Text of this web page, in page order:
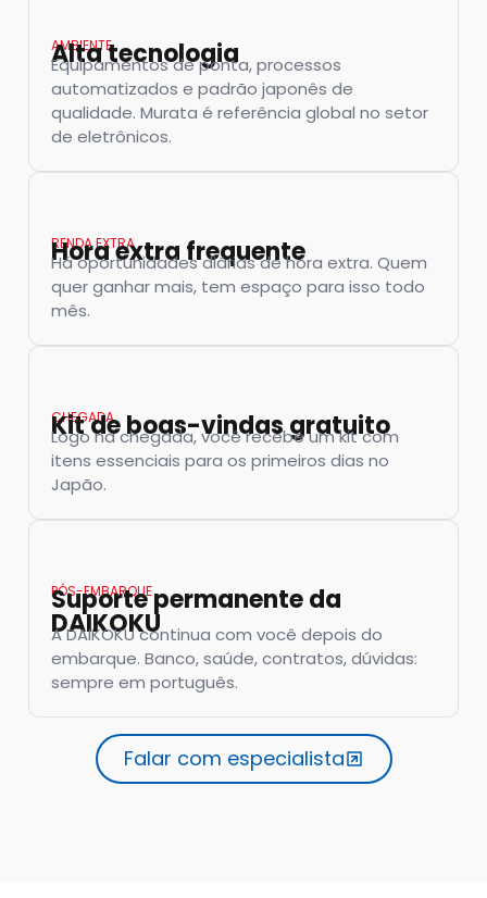
AMBIENTE
Alta tecnologia
Equipamentos de ponta, processos
automatizados e padrão japonês de
qualidade. Murata é referência global no setor
de eletrônicos.
RENDA EXTRA
Hora extra frequente
Há oportunidades diárias de hora extra. Quem
quer ganhar mais, tem espaço para isso todo
mês.
CHEGADA
Kit de boas-vindas gratuito
Logo na chegada, você recebe um kit com
itens essenciais para os primeiros dias no
Japão.
PÓS-EMBARQUE
Suporte permanente da
DAIKOKU
A DAIKOKU continua com você depois do
embarque. Banco, saúde, contratos, dúvidas:
sempre em português.
Falar com especialista